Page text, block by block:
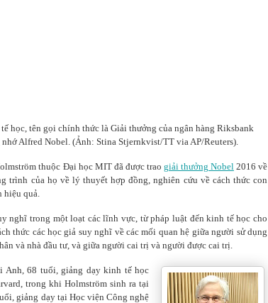
học, tên gọi chính thức là Giải thưởng của ngân hàng Riksbank
Alfred Nobel. (Ảnh: Stina Stjernkvist/TT via AP/Reuters).
thuộc Đại học MIT đã được trao giải thưởng Nobel 2016 về
trình của họ về lý thuyết hợp đồng, nghiên cứu về cách thức con
quả.
nghĩ trong một loạt các lĩnh vực, từ pháp luật đến kinh tế học cho
thức các học giả suy nghĩ về các mối quan hệ giữa người sử dụng
và nhà đầu tư, và giữa người cai trị và người được cai trị.
Anh, 68 tuổi, giảng dạy kinh tế học
trong khi Holmström sinh ra tại
giảng dạy tại Học viện Công nghệ